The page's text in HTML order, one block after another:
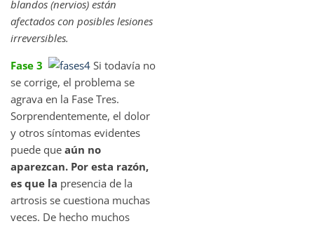
blandos (nervios) están
afectados con posibles lesiones
irreversibles.
Fase 3
Si todavía no
se corrige, el problema se
agrava en la Fase Tres.
Sorprendentemente, el dolor
y otros síntomas evidentes
puede que aún no
aparezcan. Por esta razón,
es que la presencia de la
artrosis se cuestiona muchas
veces. De hecho muchos